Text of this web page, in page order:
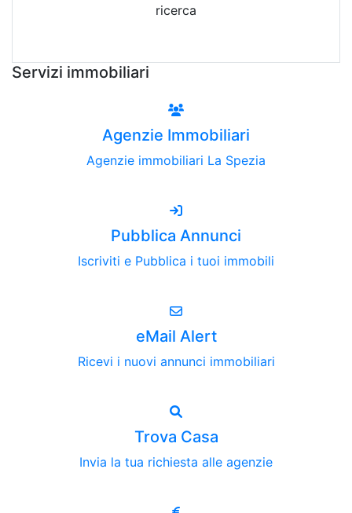
ricerca
Servizi immobiliari
Agenzie Immobiliari
Agenzie immobiliari La Spezia
Pubblica Annunci
Iscriviti e Pubblica i tuoi immobili
eMail Alert
Ricevi i nuovi annunci immobiliari
Trova Casa
Invia la tua richiesta alle agenzie